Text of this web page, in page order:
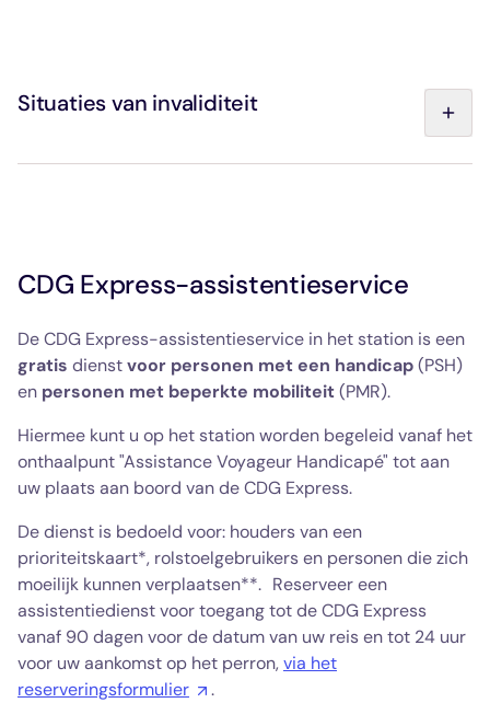
Situaties van invaliditeit
„Invaliditeit”
Invaliditeitskaart of CMI „Invaliditeit” met aanvullende
Invaliditeitskaart of CMI „Invaliditeit“ met de
aantekening „BA/Blindheid“
De invaliditeitskaarten van
oorlogspensioengerechtigden die in aanmerking worden
genomen en de bijbehorende invaliditeitssituaties:
ONAC 2 blauwe strepen (zwaar invalide die
heeft)
ONAC 2 rode strepen (zwaar invalide die begeleiding
nodig heeft bij verplaatsingen)
ONAC 1 rode streep (50% en meer)
ONAC 1 blauwe streep (tussen 25% en 45%)
* ONAC: Nationaal Bureau voor Oud-strijders
CDG Express-assistentieservice
De CDG Express-assistentieservice in het station is een
gratis dienstvoor personen met een handicap(PSH)
en personen met beperkte mobiliteit(PMR).
Hiermee kunt u op het station worden begeleid vanaf het
onthaalpunt "Assistance Voyageur Handicapé" tot aan
uw plaats aan boord van de CDG Express.
De dienst is bedoeld voor: houders van een
prioriteitskaart*, rolstoelgebruikers en personen die zich
moeilijk kunnen verplaatsen**. Reserveer een
assistentiedienst voor toegang tot de CDG Express
vanaf 90 dagen voor de datum van uw reis en tot 24 uur
voor uw aankomst op het perron,via het
reserveringsformulier
.